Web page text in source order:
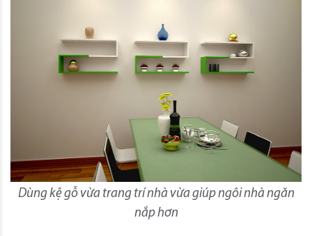
Dùng kệ gỗ vừa trang trí nhà vừa giúp ngôi nhà ngăn
nắp hơn